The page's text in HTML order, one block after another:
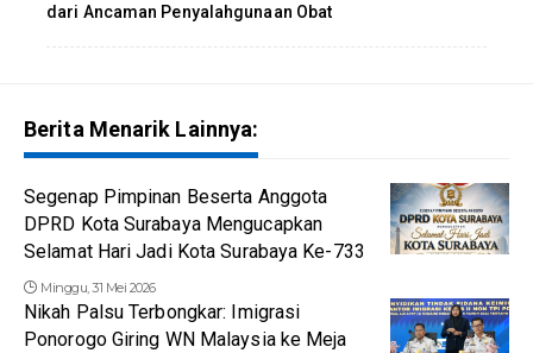
dari Ancaman Penyalahgunaan Obat
Berita Menarik Lainnya:
Segenap Pimpinan Beserta Anggota
DPRD Kota Surabaya Mengucapkan
Selamat Hari Jadi Kota Surabaya Ke-733
Minggu, 31 Mei 2026
Nikah Palsu Terbongkar: Imigrasi
Ponorogo Giring WN Malaysia ke Meja